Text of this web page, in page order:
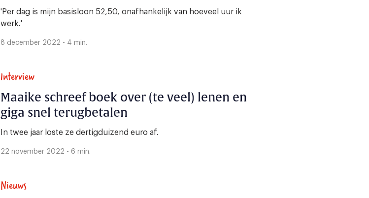
'Per dag is mijn basisloon 52,50, onafhankelijk van hoeveel uur ik
werk.'
8 december 2022 - 4 min.
Interview
Maaike schreef boek over (te veel) lenen en
giga snel terugbetalen
In twee jaar loste ze dertigduizend euro af.
22 november 2022 - 6 min.
Nieuws